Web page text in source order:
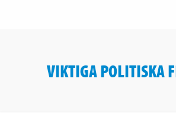
VIKTIGA POLITISKA